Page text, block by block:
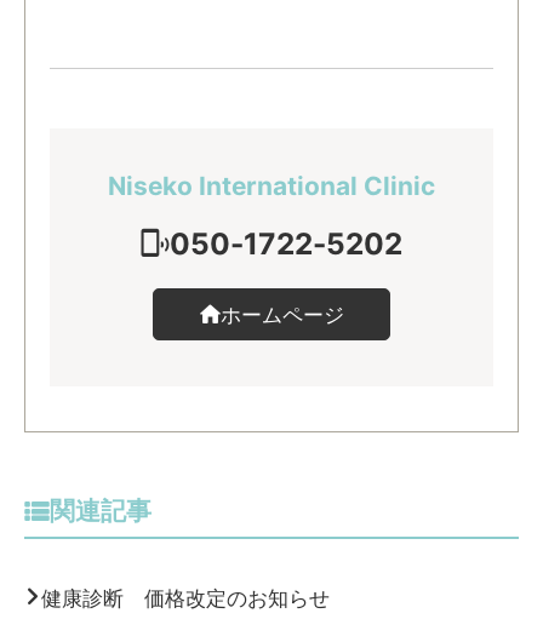
Niseko International Clinic
050-1722-5202
ホームページ
関連記事
健康診断 価格改定のお知らせ